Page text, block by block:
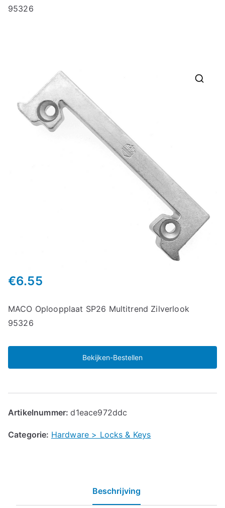
95326
€6.55
MACO Oploopplaat SP26 Multitrend Zilverlook
95326
Bekijken-Bestellen
Artikelnummer:d1eace972ddc
Categorie: Hardware > Locks & Keys
Beschrijving